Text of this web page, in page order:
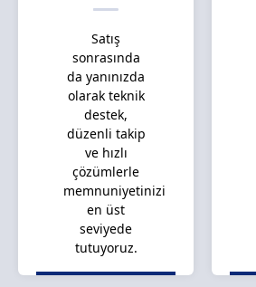
Satış
sonrasında
da yanınızda
olarak teknik
destek,
düzenli takip
ve hızlı
çözümlerle
memnuniyetinizi
en üst
seviyede
tutuyoruz.